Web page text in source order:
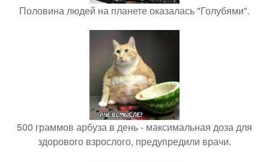
Половина людей на планете оказалась "Голубями".
500 граммов арбуза в день - максимальная доза для
здорового взрослого, предупредили врачи.